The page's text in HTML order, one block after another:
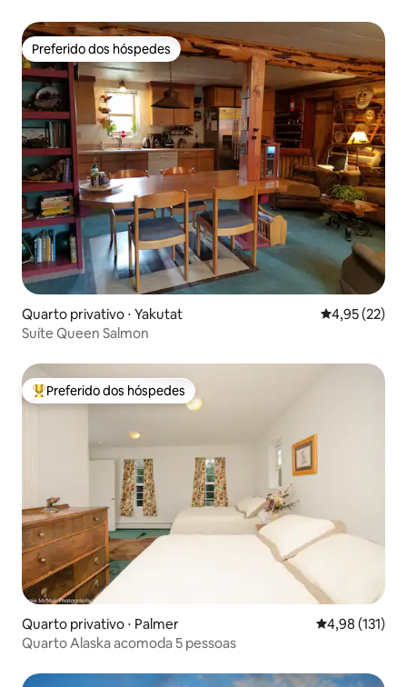
Preferido dos hóspedes
Preferido dos hóspedes
Quarto privativo ⋅ Yakutat 4,95 de uma
4,95 (22)
Suíte Queen Salmon
Entre os melhores preferidos dos hóspedes
Preferido dos hóspedes
Quarto privativo ⋅ Palmer 4,98 de uma
4,98 (131)
Quarto Alaska acomoda 5 pessoas